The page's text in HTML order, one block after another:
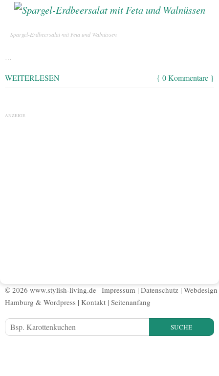
Spargel-Erdbeersalat mit Feta und Walnüssen
…
WEITERLESEN { 0 Kommentare }
ANZEIGE
© 2026 www.stylish-living.de | Impressum | Datenschutz | Webdesign
Hamburg & Wordpress | Kontakt | Seitenanfang
SUCHE